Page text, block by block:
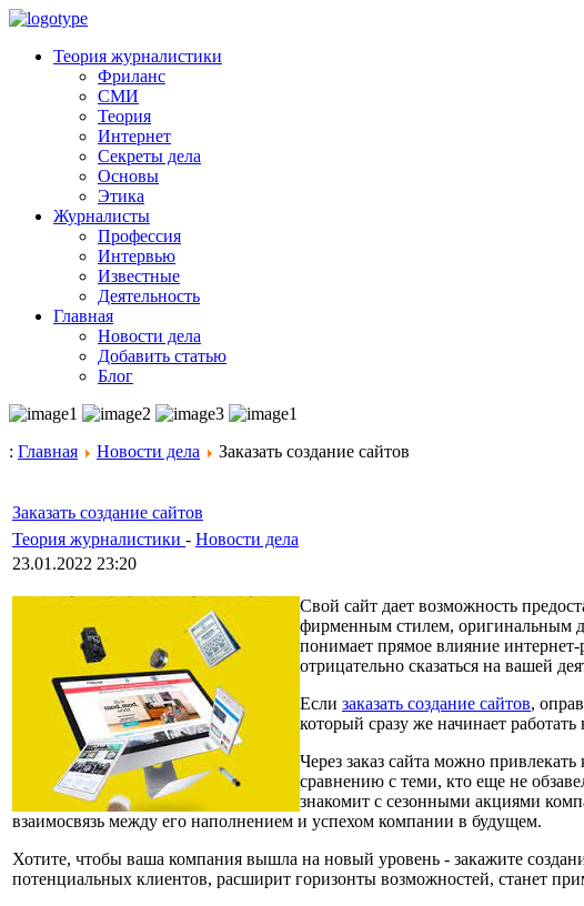
Теория журналистики
Фриланс
СМИ
Теория
Интернет
Секреты дела
Основы
Этика
Журналисты
Профессия
Интервью
Известные
Деятельность
Главная
Новости дела
Добавить статью
Блог
: Главная Новости дела Заказать создание сайтов
Заказать создание сайтов
Теория журналистики - Новости дела
23.01.2022 23:20
Свой сайт дает возможность
фирменным стилем, оригинальным
понимает прямое влияние
отрицательно сказаться на вашей
Если заказать создание сайтов,
который сразу же начинает
Через заказ сайта можно
сравнению с теми, кто еще не
знакомит с сезонными акциями
взаимосвязь между его наполнением и успехом компании в будущем.
Хотите, чтобы ваша компания вышла на новый уровень - закажите
потенциальных клиентов, расширит горизонты возможностей, станет